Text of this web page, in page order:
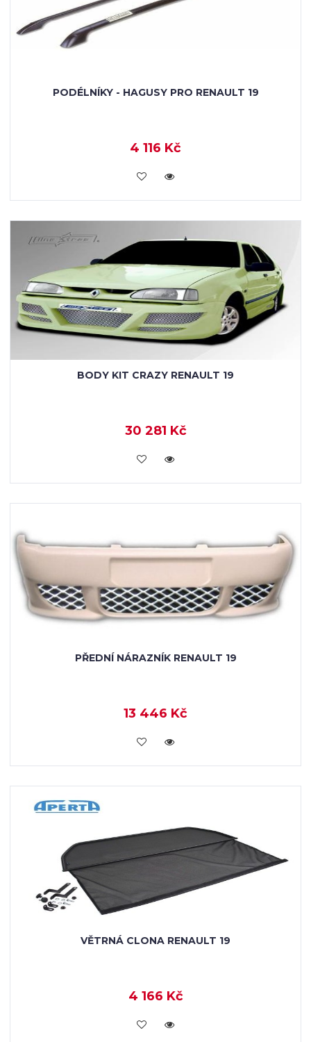
PODÉLNÍKY - HAGUSY PRO RENAULT 19
4 116 Kč
KOUPIT
BODY KIT CRAZY RENAULT 19
30 281 Kč
KOUPIT
PŘEDNÍ NÁRAZNÍK RENAULT 19
13 446 Kč
KOUPIT
VĚTRNÁ CLONA RENAULT 19
4 166 Kč
KOUPIT